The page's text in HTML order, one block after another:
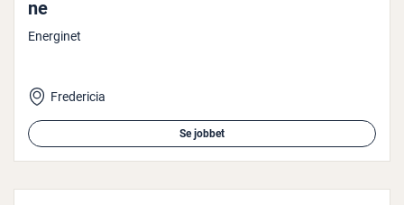
ne
Energinet
Fredericia
Se jobbet